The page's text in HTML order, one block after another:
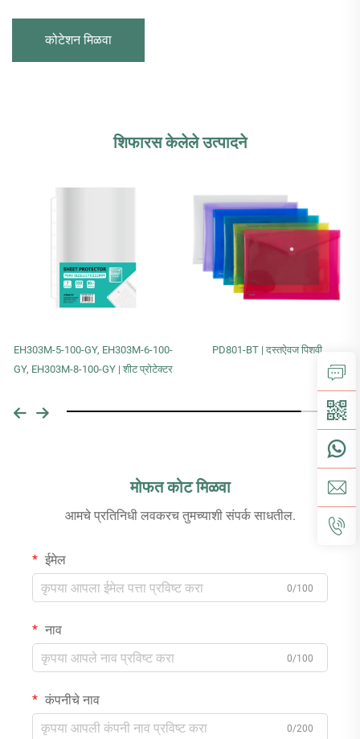
कोटेशन मिळवा
शिफारस केलेले उत्पादने
EH303M-5-100-GY, EH303M-6-100-
GY, EH303M-8-100-GY | शीट प्रोटेक्टर
PD801-BT | दस्तऐवज पिशवी
मोफत कोट मिळवा
आमचे प्रतिनिधी लवकरच तुमच्याशी संपर्क साधतील.
ईमेल
0/100
नाव
0/100
कंपनीचे नाव
0/200